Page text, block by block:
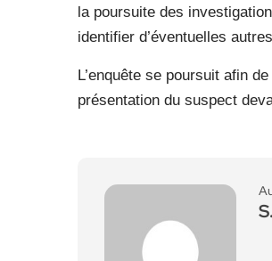
la poursuite des
identifier d’éventuelles
L’enquête se poursuit afin
présentation du suspect